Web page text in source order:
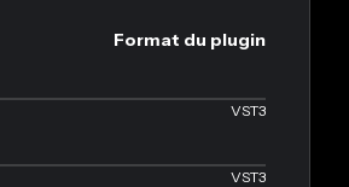
Format du plugin
VST3
VST3